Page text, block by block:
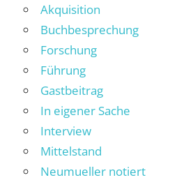
Akquisition
Buchbesprechung
Forschung
Führung
Gastbeitrag
In eigener Sache
Interview
Mittelstand
Neumueller notiert